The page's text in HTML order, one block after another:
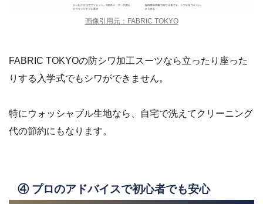
画像引用元：FABRIC TOKYO
FABRIC TOKYOの防シワ加工スーツなら立ったり座った
りする入学式でもシワができません。
特にウォッシャブル生地なら、自宅で洗えてクリーニング
代の節約にもなります。
④ プロのアドバイスで初心者でも安心